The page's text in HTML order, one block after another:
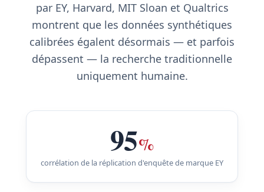
par EY, Harvard, MIT Sloan et Qualtrics
montrent que les données synthétiques
calibrées égalent désormais — et parfois
dépassent — la recherche traditionnelle
uniquement humaine.
95%
corrélation de la réplication d'enquête de marque EY